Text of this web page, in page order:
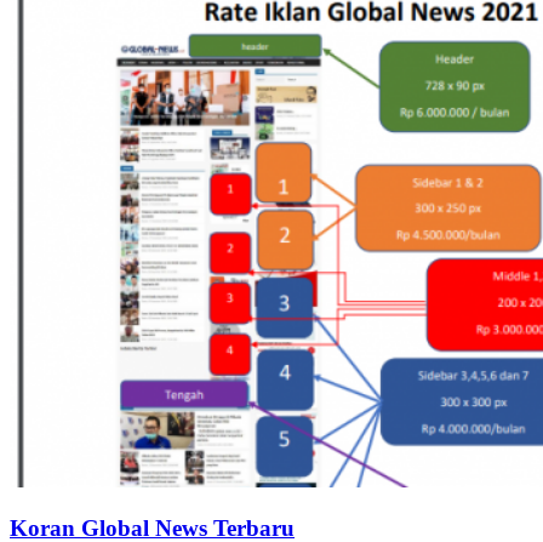
Koran Global News Terbaru